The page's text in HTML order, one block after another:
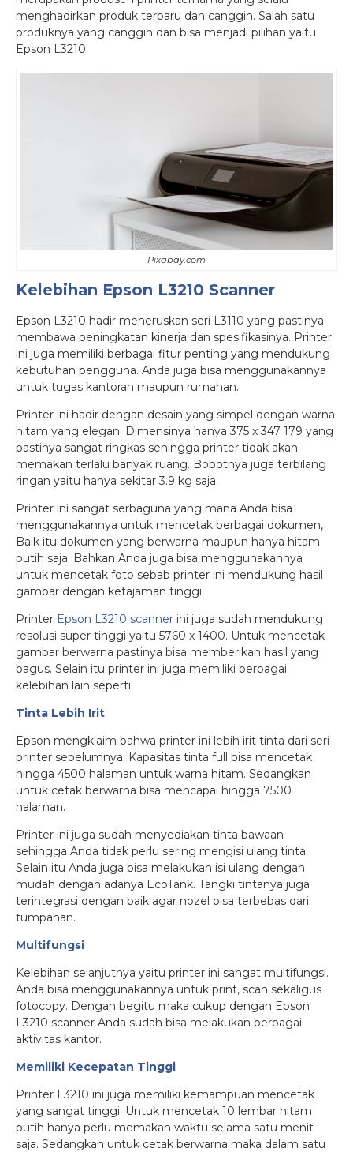
menghadirkan produk terbaru dan canggih. Salah satu
produknya yang canggih dan bisa menjadi pilihan yaitu
Epson L3210.
Pixabay.com
Kelebihan Epson L3210 Scanner
Epson L3210 hadir meneruskan seri L3110 yang pastinya
membawa peningkatan kinerja dan spesifikasinya. Printer
ini juga memiliki berbagai fitur penting yang mendukung
kebutuhan pengguna. Anda juga bisa menggunakannya
untuk tugas kantoran maupun rumahan.
Printer ini hadir dengan desain yang simpel dengan warna
hitam yang elegan. Dimensinya hanya 375 x 347 179 yang
pastinya sangat ringkas sehingga printer tidak akan
memakan terlalu banyak ruang. Bobotnya juga terbilang
ringan yaitu hanya sekitar 3.9 kg saja.
Printer ini sangat serbaguna yang mana Anda bisa
menggunakannya untuk mencetak berbagai dokumen,
Baik itu dokumen yang berwarna maupun hanya hitam
putih saja. Bahkan Anda juga bisa menggunakannya
untuk mencetak foto sebab printer ini mendukung hasil
gambar dengan ketajaman tinggi.
Printer Epson L3210 scanner ini juga sudah mendukung
resolusi super tinggi yaitu 5760 x 1400. Untuk mencetak
gambar berwarna pastinya bisa memberikan hasil yang
bagus. Selain itu printer ini juga memiliki berbagai
kelebihan lain seperti:
Tinta Lebih Irit
Epson mengklaim bahwa printer ini lebih irit tinta dari seri
printer sebelumnya. Kapasitas tinta full bisa mencetak
hingga 4500 halaman untuk warna hitam. Sedangkan
untuk cetak berwarna bisa mencapai hingga 7500
halaman.
Printer ini juga sudah menyediakan tinta bawaan
sehingga Anda tidak perlu sering mengisi ulang tinta.
Selain itu Anda juga bisa melakukan isi ulang dengan
mudah dengan adanya EcoTank. Tangki tintanya juga
terintegrasi dengan baik agar nozel bisa terbebas dari
tumpahan.
Multifungsi
Kelebihan selanjutnya yaitu printer ini sangat multifungsi.
Anda bisa menggunakannya untuk print, scan sekaligus
fotocopy. Dengan begitu maka cukup dengan Epson
L3210 scanner Anda sudah bisa melakukan berbagai
aktivitas kantor.
Memiliki Kecepatan Tinggi
Printer L3210 ini juga memiliki kemampuan mencetak
yang sangat tinggi. Untuk mencetak 10 lembar hitam
putih hanya perlu memakan waktu selama satu menit
saja. Sedangkan untuk cetak berwarna maka dalam satu